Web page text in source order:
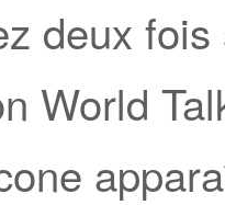
deux fois
World